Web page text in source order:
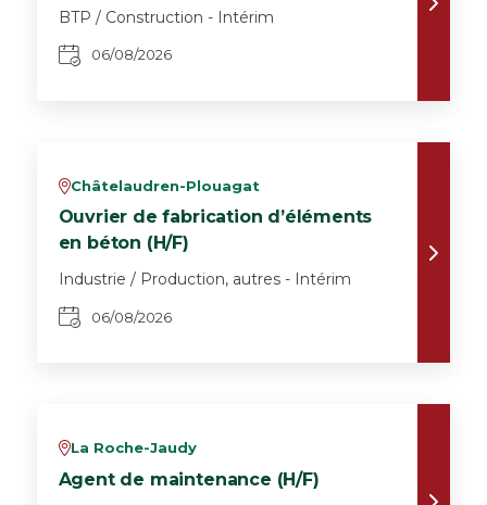
BTP / Construction - Intérim
06/08/2026
vChâtelaudren-Plouagat
Ouvrier de fabrication d’éléments
en béton (H/F)
Industrie / Production, autres - Intérim
06/08/2026
vLa Roche-Jaudy
Agent de maintenance (H/F)